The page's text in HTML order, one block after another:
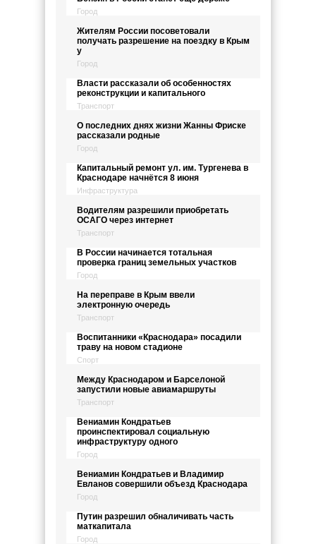
Город
Жителям России посоветовали
получать разрешение на поездку в Крым
у
Город
Власти рассказали об особенностях
реконструкции и капитального
Транспорт
О последних днях жизни Жанны Фриске
рассказали родные
Город
Капитальный ремонт ул. им. Тургенева в
Краснодаре начнётся 8 июня
Инфраструктура
Водителям разрешили приобретать
ОСАГО через интернет
Транспорт
В России начинается тотальная
проверка границ земельных участков
Город
На переправе в Крым ввели
электронную очередь
Транспорт
Воспитанники «Краснодара» посадили
траву на новом стадионе
Спорт
Между Краснодаром и Барселоной
запустили новые авиамаршруты
Транспорт
Вениамин Кондратьев
проинспектировал социальную
инфраструктуру одного
Город
Вениамин Кондратьев и Владимир
Евланов совершили объезд Краснодара
Город
Путин разрешил обналичивать часть
маткапитала
Город